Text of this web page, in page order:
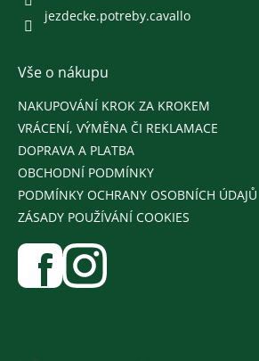
jezdecke.potreby.cavallo
Vše o nákupu
NAKUPOVÁNÍ KROK ZA KROKEM
VRÁCENÍ, VÝMĚNA ČI REKLAMACE
DOPRAVA A PLATBA
OBCHODNÍ PODMÍNKY
PODMÍNKY OCHRANY OSOBNÍCH ÚDAJŮ
ZÁSADY POUŽÍVÁNÍ COOKIES